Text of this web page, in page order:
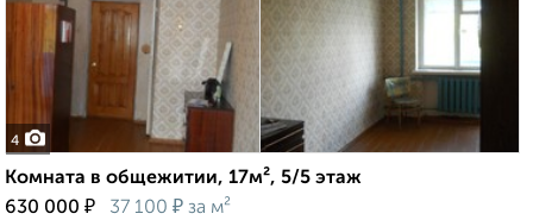
4
Комната в общежитии, 17м², 5/5 этаж
630 000 ₽ 37 100 ₽ за м²